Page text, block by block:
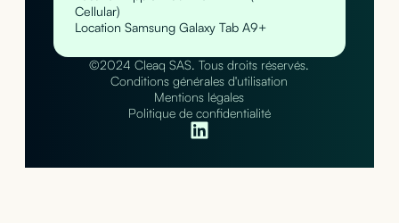
Cellular)
Location Samsung Galaxy Tab A9+
©2024 Cleaq SAS. Tous droits réservés.
Conditions générales d'utilisation
Mentions légales
Politique de confidentialité